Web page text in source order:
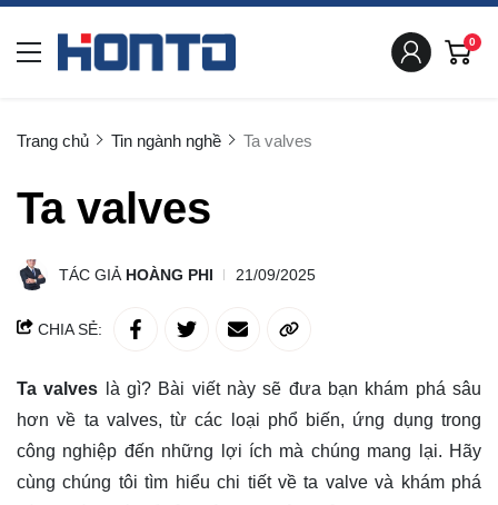
0
Trang chủ Tin ngành nghề Ta valves
Ta valves
TÁC GIẢ HOÀNG PHI 21/09/2025
CHIA SẺ:
Ta valves là gì? Bài viết này sẽ đưa bạn khám phá sâu
hơn về ta valves, từ các loại phổ biến, ứng dụng trong
công nghiệp đến những lợi ích mà chúng mang lại. Hãy
cùng chúng tôi tìm hiểu chi tiết về ta valve và khám phá